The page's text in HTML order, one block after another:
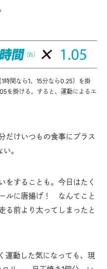
時間なら1、15分なら0.25）を掛
を掛ける。すると、運動によるエ
だけいつもの食事にプラス
。
をすることも。今日はたく
ルに唐揚げ！ なんてこと
る前より太ってしまったと
運動した気になっても、現